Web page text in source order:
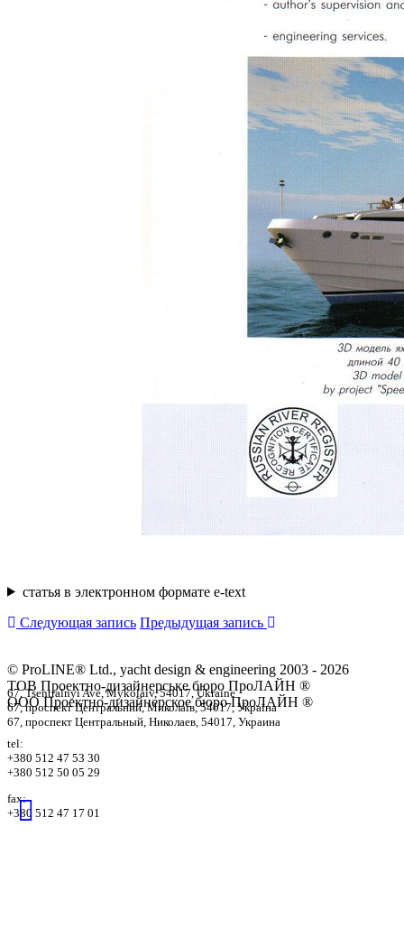
статья в электронном формате e-text
Следующая запись Предыдущая запись
© ProLINE® Ltd., yacht design & engineering 2003 - 2026
ТОВ Проектно-дизайнерське бюро ПроЛАЙН ®
ООО Проектно-дизайнерское бюро ПроЛАЙН ®
67, Tsentralnyi Ave, Mykolaiv, 54017, Ukraine
67, проспект Центральний, Миколаїв, 54017, Україна
67, проспект Центральный, Николаев, 54017, Украина
tel:
+380 512 47 53 30
+380 512 50 05 29
fax:
+380 512 47 17 01